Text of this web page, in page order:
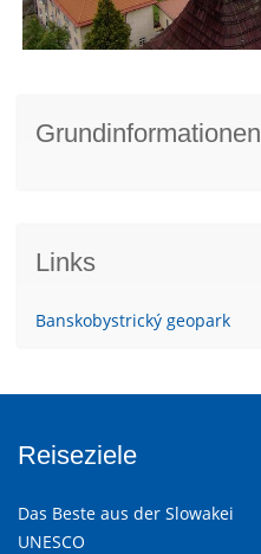
Grundinformationen
Links
Banskobystrický geopark
Reiseziele
Das Beste aus der Slowakei
UNESCO